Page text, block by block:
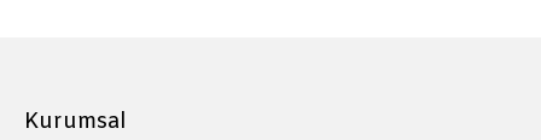
Kurumsal